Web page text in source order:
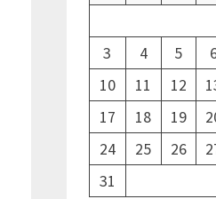
3
4 5
10
11 12
17
18 19
24
25 26
31